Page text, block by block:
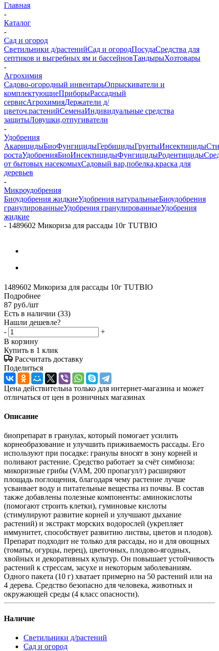
Главная
-
Каталог
-
Сад и огород
Светильники д/растенийСад и огородПосудаСредства для
септиков и выгребных ям и бассейновТандырыХозтовары
-
Агрохимия
Садово-огородный инвентарьОпрыскиватели и
комплектующиеПриборыРассадный
сервисАгрохимияДержатели д/
цветоч.растенийСеменаИндивидуальные средства
защитыЛовушки,отпугиватели
-
Удобрения
АкарицидыБиоФунгицидыГербицидыГрунтыИнсектициды
ростаУдобренияБиоИнсектицидыФунгицидыРодентициды
от бытовых насекомыхСадовый вар,побелка,краска для
деревьев
-
Микроудобрения
Биоудобрения жидкиеУдобрения натуральныеБиоудобрения
гранулированныеУдобрения гранулированныеУдобрения
жидкие
- 1489602 Микориза для рассады 10г TUTBIO
1489602 Микориза для рассады 10г TUTBIO
Подробнее
87 руб./шт
Есть в наличии (33)
Нашли дешевле?
-
+
В корзину
Купить в 1 клик
Рассчитать доставку
Поделиться
Цена действительна только для интернет-магазина и может
отличаться от цен в розничных магазинах
Описание
биопрепарат в гранулах, который помогает усилить
корнеобразование и улучшить приживаемость рассады. Его
используют при посадке: гранулы вносят в зону корней и
поливают растение. Средство работает за счёт симбиоза:
микоризные грибы (VAM, 200 пропагул/г) расширяют
площадь поглощения, благодаря чему растение лучше
усваивает воду и питательные вещества из почвы. В состав
также добавлены полезные компоненты: аминокислоты
(помогают строить клетки), гуминовые кислоты
(стимулируют развитие корней и улучшают дыхание
растений) и экстракт морских водорослей (укрепляет
иммунитет, способствует развитию листвы, цветов и плодов).
Препарат подходит не только для рассады, но и для овощных
(томаты, огурцы, перец), цветочных, плодово-ягодных,
хвойных и декоративных культур. Он повышает устойчивость
растений к стрессам, засухе и некоторым заболеваниям.
Одного пакета (10 г) хватает примерно на 50 растений или на
4 дерева. Средство безопасно для человека, животных и
окружающей среды (4 класс опасности).
Наличие
Светильники д/растений
Сад и огород